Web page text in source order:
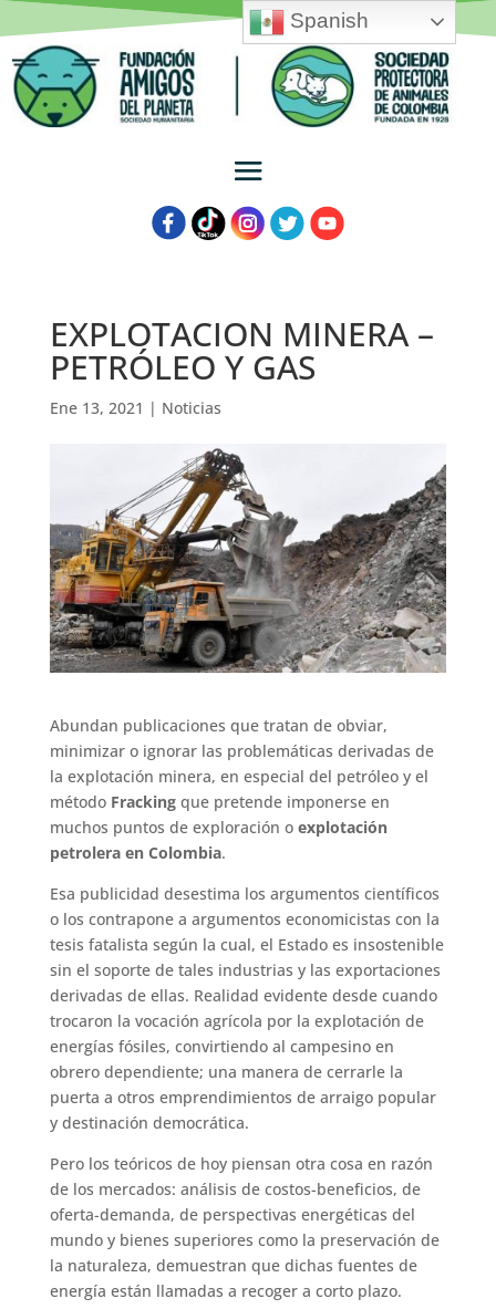
EXPLOTACION MINERA –
PETRÓLEO Y GAS
Ene 13, 2021 | Noticias
Abundan publicaciones que tratan de obviar,
minimizar o ignorar las problemáticas derivadas de
la explotación minera, en especial del petróleo y el
métodoFracking que pretende imponerse en
muchos puntos de exploración oexplotación
petrolera en Colombia.
Esa publicidad desestima los argumentos científicos
o los contrapone a argumentos economicistas con la
tesis fatalista según la cual, el Estado es insostenible
sin el soporte de tales industrias y las exportaciones
derivadas de ellas. Realidad evidente desde cuando
trocaron la vocación agrícola por la explotación de
energías fósiles, convirtiendo al campesino en
obrero dependiente; una manera de cerrarle la
puerta a otros emprendimientos de arraigo popular
y destinación democrática.
Pero los teóricos de hoy piensan otra cosa en razón
de los mercados: análisis de costos-beneficios, de
oferta-demanda, de perspectivas energéticas del
mundo y bienes superiores como la preservación de
la naturaleza, demuestran que dichas fuentes de
energía están llamadas a recoger a corto plazo.
Spanish